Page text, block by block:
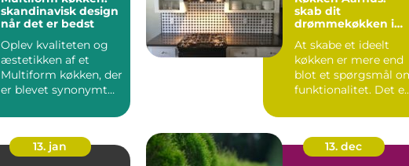
skandinavisk design
når det er bedst
Oplev kvaliteten og
æstetikken af et
Multiform køkken, der
er blevet synonymt
skab dit
drømmekøkken i
At skabe et ideelt
køkken er mere end
blot et spørgsmål
funktionalitet. Det
13. jan
13. dec